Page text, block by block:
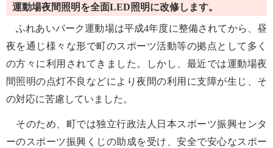
運動場夜間照明を全面LED照明に改修します。
ふれあいパーク運動場は平成4年度に整備されてから、昼
夜を通じ様々な形で町のスポーツ活動等の拠点として多く
の方々に利用されてきました。しかし、最近では運動場夜
間照明の点灯不良などにより夜間の利用に支障が生じ、そ
の対応に苦慮していました。
そのため、町では独立行政法人日本スポーツ振興センタ
ーのスポーツ振興くじの助成を受け、安全で安心なスポー